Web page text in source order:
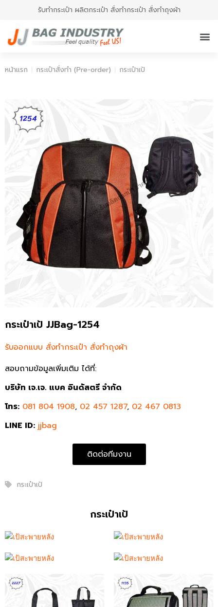
รับทำกระเป๋า ผลิตกระเป๋า สั่งทำกระเป๋า สั่งทำถุงผ้า
หน้าแรก กระเป๋าสั่งทำ (Pre-order) กระเป๋าเป้
กระเป๋าเป้ JJBag-1254
รับออกแบบ สั่งทำกระเป๋า สั่งทำถุงผ้า
สอบถามข้อมูลเพิ่มเติม ได้ที่:
บริษัท เจ.เจ. แบค อินดัสตรี จำกัด
โทร: 081 804 1908, 02 457 1287, 02 467 0813
LINE ID: jjbag
ติดต่อทีมงาน
กระเป๋าเป้
กระเป๋าเป้